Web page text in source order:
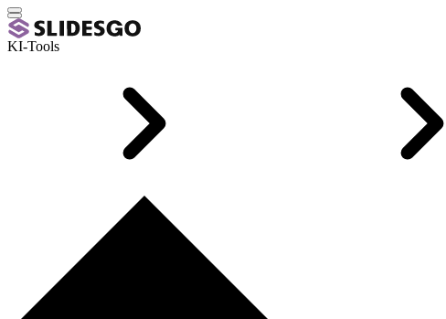
KI-Tools